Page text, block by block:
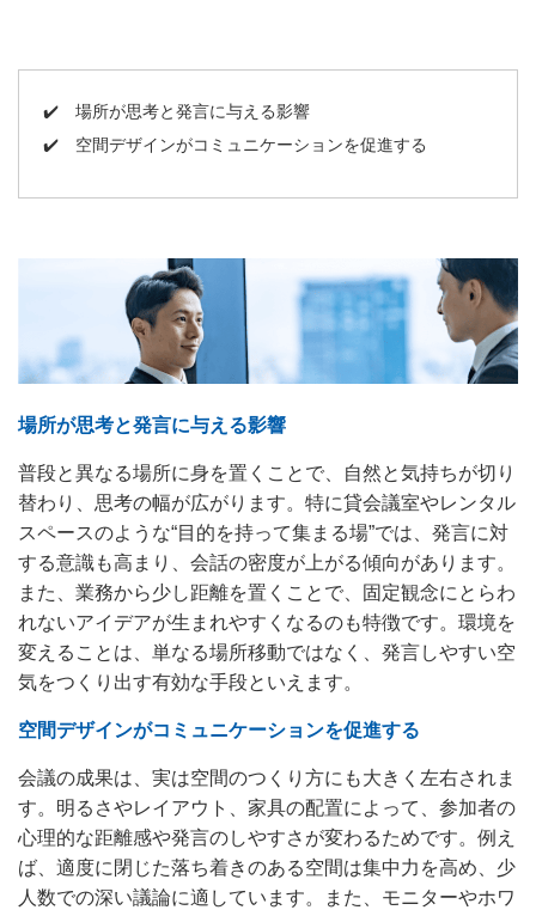
✔️ 場所が思考と発言に与える影響
✔️ 空間デザインがコミュニケーションを促進する
場所が思考と発言に与える影響
普段と異なる場所に身を置くことで、自然と気持ちが切り
替わり、思考の幅が広がります。特に貸会議室やレンタル
スペースのような“目的を持って集まる場”では、発言に対
する意識も高まり、会話の密度が上がる傾向があります。
また、業務から少し距離を置くことで、固定観念にとらわ
れないアイデアが生まれやすくなるのも特徴です。環境を
変えることは、単なる場所移動ではなく、発言しやすい空
気をつくり出す有効な手段といえます。
空間デザインがコミュニケーションを促進する
会議の成果は、実は空間のつくり方にも大きく左右されま
す。明るさやレイアウト、家具の配置によって、参加者の
心理的な距離感や発言のしやすさが変わるためです。例え
ば、適度に閉じた落ち着きのある空間は集中力を高め、少
人数での深い議論に適しています。また、モニターやホワ